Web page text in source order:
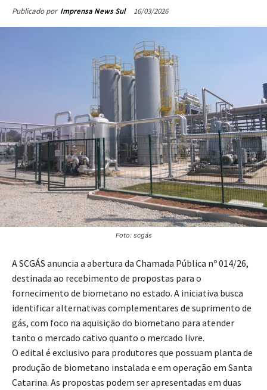
Publicado por Imprensa News Sul 16/03/2026
Foto: scgás
A SCGÁS anuncia a abertura da Chamada Pública nº 014/26,
destinada ao recebimento de propostas para o
fornecimento de biometano no estado. A iniciativa busca
identificar alternativas complementares de suprimento de
gás, com foco na aquisição do biometano para atender
tanto o mercado cativo quanto o mercado livre.
O edital é exclusivo para produtores que possuam planta de
produção de biometano instalada e em operação em Santa
Catarina. As propostas podem ser apresentadas em duas